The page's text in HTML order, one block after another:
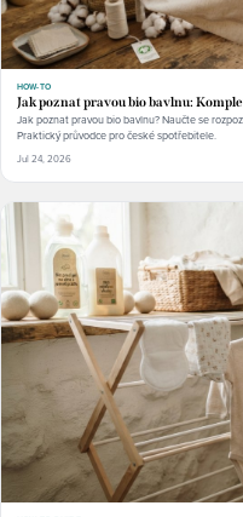
HOW-TO
Jak poznat pravou bio bavlnu:
Jak poznat pravou bio bavlnu? Naučte se
Praktický průvodce pro české spotřebitele.
Jul 24, 2026